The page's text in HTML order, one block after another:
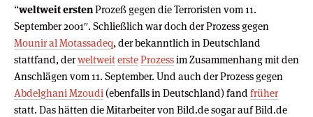
“weltweit erstenProzeß gegen die Terroristen vom 11.
September 2001″. Schließlich war doch der Prozess gegen
Mounir al Motassadeq, der bekanntlich in Deutschland
stattfand, derweltweitersteProzessim Zusammenhang mit den
Anschlägen vom 11. September. Und auch der Prozess gegen
Abdelghani Mzoudi (ebenfalls in Deutschland) fand früher
statt. Das hätten die Mitarbeiter von Bild.de sogar auf Bild.de